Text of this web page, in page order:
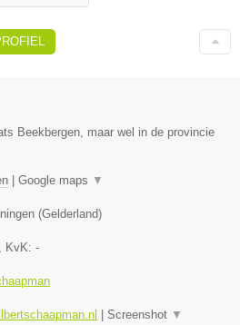
Beekbergen, maar wel in de provincie
Google maps ▼
(Gelderland)
, KvK: -
Screenshot ▼